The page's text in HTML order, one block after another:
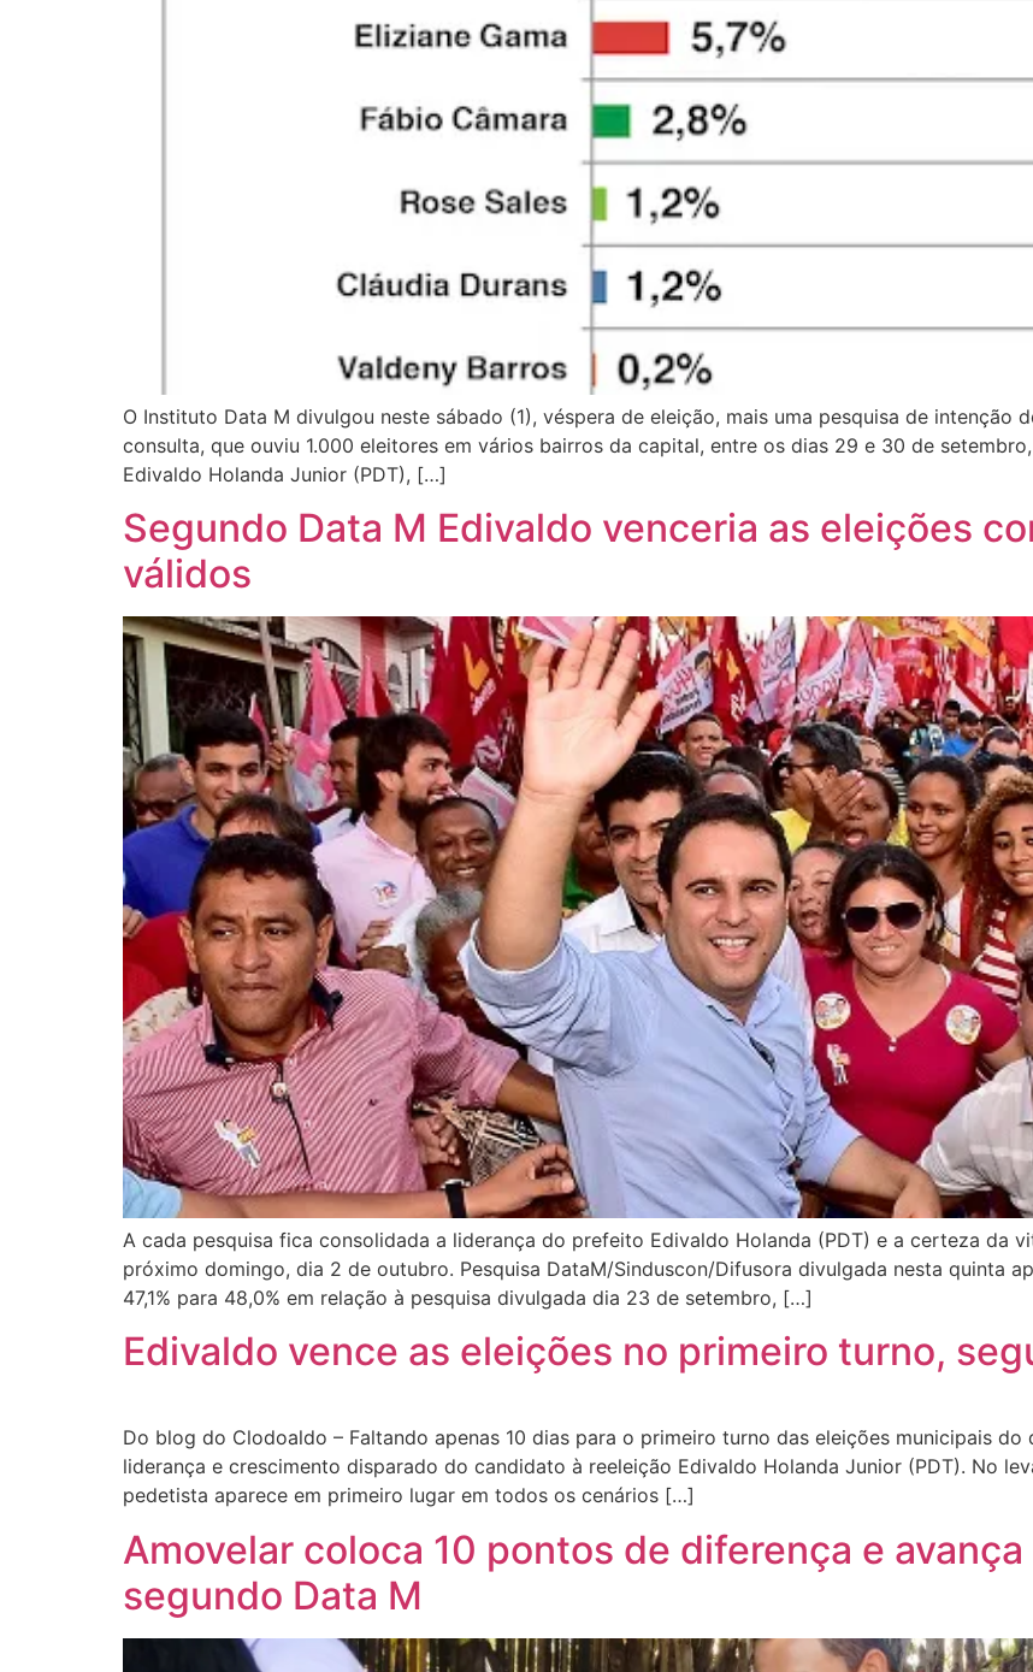
O Instituto Data M divulgou neste sábado (1), véspera de eleição, mais uma pesquisa de intenção
consulta, que ouviu 1.000 eleitores em vários bairros da capital, entre os dias 29 e 30 de
Edivaldo Holanda Junior (PDT), […]
Segundo Data M Edivaldo venceria as eleições
válidos
A cada pesquisa fica consolidada a liderança do prefeito Edivaldo Holanda (PDT) e a certeza da
próximo domingo, dia 2 de outubro. Pesquisa DataM/Sinduscon/Difusora divulgada nesta quinta
47,1% para 48,0% em relação à pesquisa divulgada dia 23 de setembro, […]
Edivaldo vence as eleições no primeiro turno,
Do blog do Clodoaldo – Faltando apenas 10 dias para o primeiro turno das eleições municipais
liderança e crescimento disparado do candidato à reeleição Edivaldo Holanda Junior (PDT). No
pedetista aparece em primeiro lugar em todos os cenários […]
Amovelar coloca 10 pontos de diferença e
segundo Data M